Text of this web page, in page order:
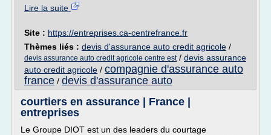
Lire la suite
Site : https://entreprises.ca-centrefrance.fr
Thèmes liés : devis d'assurance auto credit agricole /
devis assurance auto credit agricole centre est/ devis assurance
auto credit agricole / compagnie d'assurance auto
france / devis d'assurance auto
courtiers en assurance | France |
entreprises
Le Groupe DIOT est un des leaders du courtage